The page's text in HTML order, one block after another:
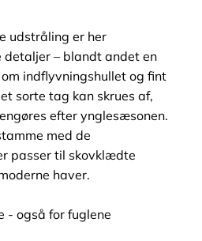
udstråling er her
detaljer – blandt andet en
indflyvningshullet og fint
sorte tag kan skrues af,
efter ynglesæsonen.
med de
passer til skovklædte
haver.
- også for fuglene